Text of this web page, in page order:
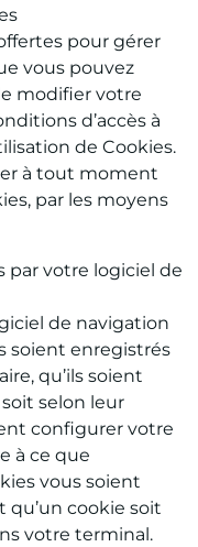
pour gérer
vous pouvez
modifier votre
d’accès à
de Cookies.
à tout moment
par les moyens
par votre logiciel de
de navigation
soient enregistrés
qu’ils soient
selon leur
configurer votre
à ce que
vous soient
cookie soit
votre terminal.